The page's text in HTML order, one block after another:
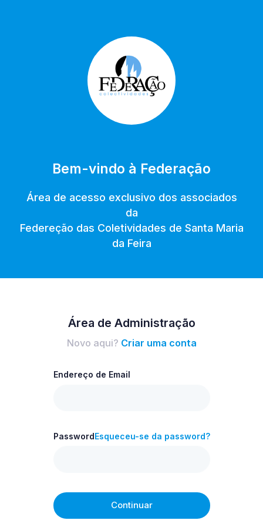
Bem-vindo à Federação
Área de acesso exclusivo dos associados
da
Federeção das Coletividades de Santa Maria
da Feira
Área de Administração
Novo aqui? Criar uma conta
Endereço de Email
PasswordEsqueceu-se da password?
Continuar